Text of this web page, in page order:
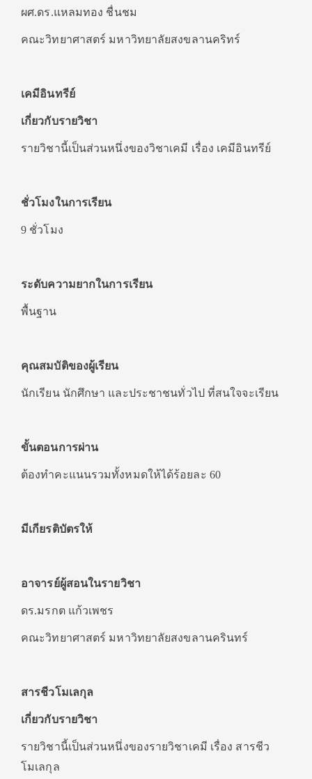
ผศ.ดร.แหลมทอง ชื่นชม
คณะวิทยาศาสตร์ มหาวิทยาลัยสงขลานคริทร์
เคมีอินทรีย์
เกี่ยวกับรายวิชา
รายวิชานี้เป็นส่วนหนึ่งของวิชาเคมี เรื่อง เคมีอินทรีย์
ชั่วโมงในการเรียน
9 ชั่วโมง
ระดับความยากในการเรียน
พื้นฐาน
คุณสมบัติของผู้เรียน
นักเรียน นักศึกษา และประชาชนทั่วไป ที่สนใจจะเรียน
ขั้นตอนการผ่าน
ต้องทำคะแนนรวมทั้งหมดให้ได้ร้อยละ 60
มีเกียรติบัตรให้
อาจารย์ผู้สอนในรายวิชา
ดร.มรกต แก้วเพชร
คณะวิทยาศาสตร์ มหาวิทยาลัยสงขลานครินทร์
สารชีวโมเลกุล
เกี่ยวกับรายวิชา
รายวิชานี้เป็นส่วนหนึ่งของรายวิชาเคมี เรื่อง สารชีว
โมเลกุล